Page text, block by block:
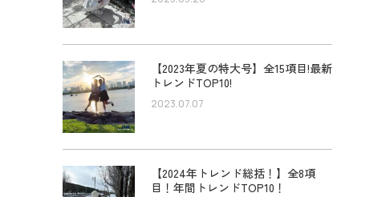
【2023年夏の特大号】全15項目!最新
トレンドTOP10!
2023.07.07
【2024年トレンド総括！】全8項
目！年間トレンドTOP10！